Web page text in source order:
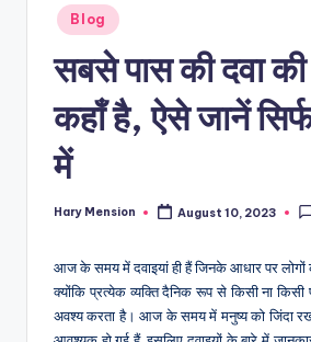
Posted
in
Blog
सबसे पास की दवा
कहाँ है, ऐसे जानें
में
Posted
Hary Mension August 10, 2023
आज के समय में दवाइयां ही हैं जिनके आधार पर लोगों
क्योंकि प्रत्येक व्यक्ति दैनिक रूप से किसी ना किसी
अवश्य करता है। आज के समय में मनुष्य को जिंदा